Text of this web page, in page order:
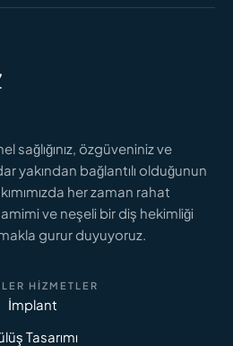
sağlığınız, özgüveniniz ve
yakından bağlantılı olduğunun
her zaman rahat
ve neşeli bir diş hekimliği
gurur duyuyoruz.
HIZMETLER
İmplant
Tasarımı